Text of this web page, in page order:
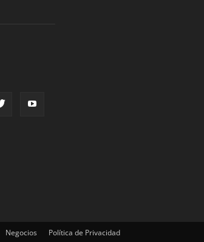
Negocios Política de Privacidad